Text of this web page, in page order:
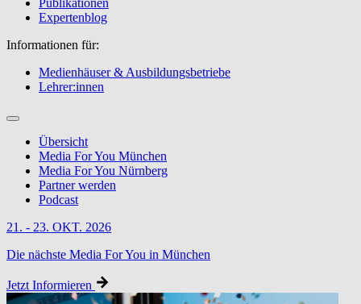
Publikationen
Expertenblog
Informationen für:
Medienhäuser & Ausbildungsbetriebe
Lehrer:innen
Übersicht
Media For You München
Media For You Nürnberg
Partner werden
Podcast
21. - 23. OKT. 2026
Die nächste Media For You in München
Jetzt Informieren